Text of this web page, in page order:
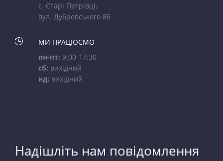
с. Старі Петрівці,
вул. Дубровського 8б

МИ ПРАЦЮЄМО
пн-пт: 9:00-17:30
сб: вихідний
нд: вихідний
Надішліть нам повідомлення